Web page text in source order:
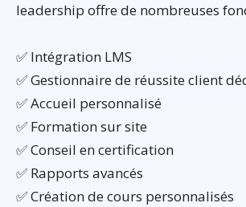
leadership offre de nombreuses
✅ Intégration LMS
✅ Gestionnaire de réussite client
✅ Accueil personnalisé
✅ Formation sur site
✅ Conseil en certification
✅ Rapports avancés
✅ Création de cours personnalisés